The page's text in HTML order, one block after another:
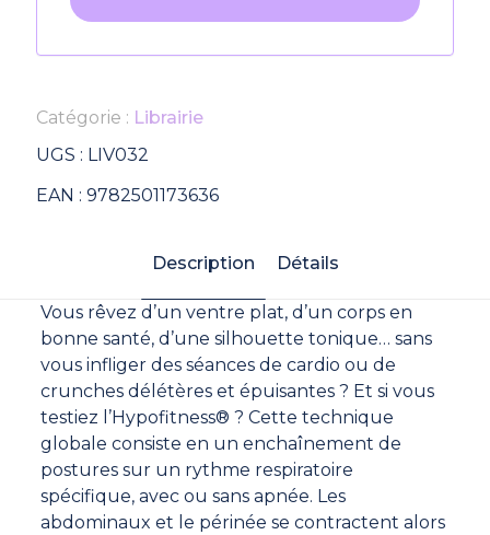
EAN : 9782501173636
UGS : LIV032
Catégorie : Librairie
Description Détails
Vous rêvez d’un ventre plat, d’un corps en
bonne santé, d’une silhouette tonique… sans
vous infliger des séances de cardio ou de
crunches délétères et épuisantes ? Et si vous
testiez l’Hypofitness® ? Cette technique
globale consiste en un enchaînement de
postures sur un rythme respiratoire
spécifique, avec ou sans apnée. Les
abdominaux et le périnée se contractent alors